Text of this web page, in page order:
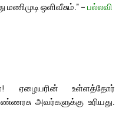
ஒளிவீசும்.” – பல்லவி
ஏழையரின் உள்ளத்தோர்
அவர்களுக்கு உரியது.